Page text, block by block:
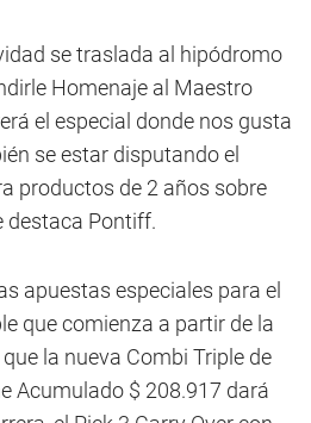
se traslada al hipódromo
Homenaje al Maestro
el especial donde nos gusta
se estar disputando el
productos de 2 años sobre
destaca Pontiff.
apuestas especiales para el
que comienza a partir de la
la nueva Combi Triple de
Acumulado $ 208.917 dará